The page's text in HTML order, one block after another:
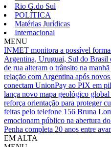
Rio G.do Sul
POLÍTICA
Matérias Jurídicas
Internacional
MENU
INMET monitora a possível
Argentina, Uruguai, Sul do Brasil
de rua alteram o trânsito na
relação com Argentina após
conectam UnionPay ao PIX em
lança novo mapa geológico
reforça orientação para proteger
feitas pelo telefone 156 Bruna
emocionam público na abertura
Penha completa 20 anos entre
EM ALTA